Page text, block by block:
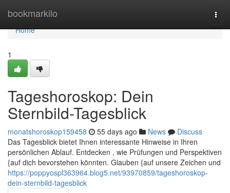
bookmarkilo
Home
Home
1
Tageshoroskop: Dein
Sternbild-Tagesblick
monatshoroskop159458 55 days ago News
Discuss
Das Tagesblick bietet Ihnen interessante Hinweise in Ihren
persönlichen Ablauf. Entdecken , wie Prüfungen und Perspektiven
{auf dich bevorstehen könnten. Glauben {auf unsere Zeichen und
https://poppyospl363964.blog5.net/93970859/tageshoroskop-
dein-sternbild-tagesblick